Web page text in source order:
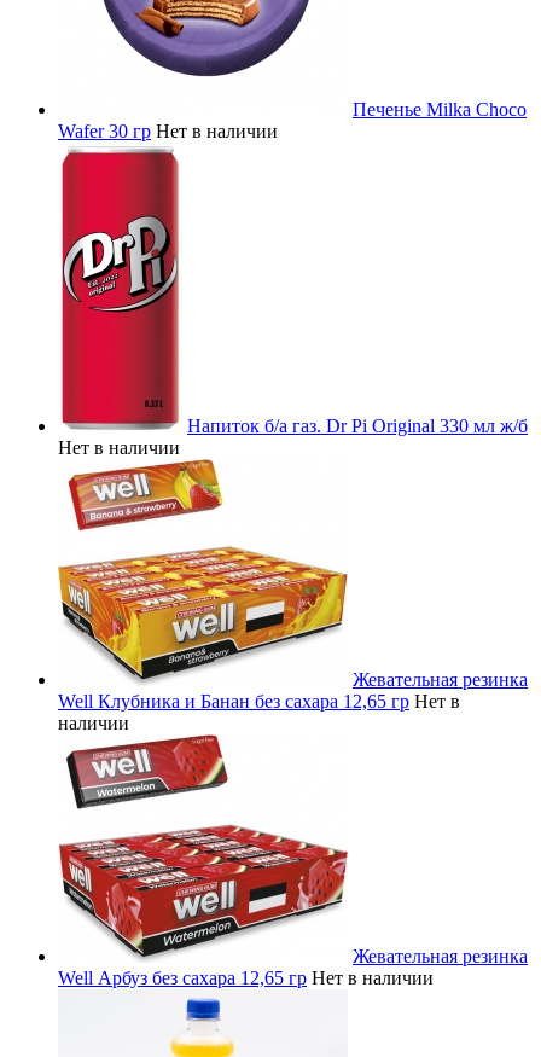
Печенье Milka Choco
Wafer 30 гр Нет в наличии
Напиток б/а газ. Dr Pi Original 330 мл ж/б
Нет в наличии
Жевательная резинка
Well Клубника и Банан без сахара 12,65 гр Нет в
наличии
Жевательная резинка
Well Арбуз без сахара 12,65 гр Нет в наличии